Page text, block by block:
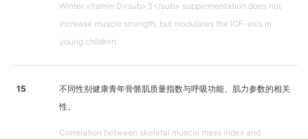
Winter vitamin D<sub>3</sub> supplementation does not
increase muscle strength, but modulates the IGF-axis in
young children.
15
不同性别健康青年骨骼肌质量指数与呼吸功能、肌力参数的相关
性。
Correlation between skeletal muscle mass index and